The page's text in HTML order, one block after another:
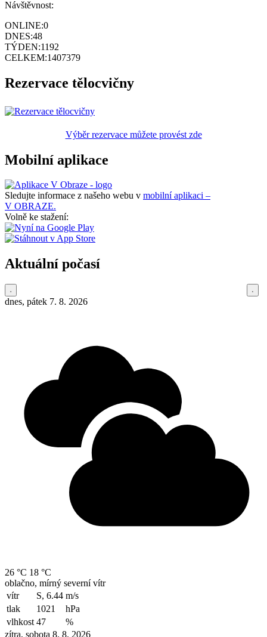
Návštěvnost:
ONLINE:0
DNES:48
TÝDEN:1192
CELKEM:1407379
Rezervace tělocvičny
Výběr rezervace můžete provést zde
Mobilní aplikace
Sledujte informace z našeho webu v mobilní aplikaci –
V OBRAZE.
Volně ke stažení:
Aktuální počasí
dnes, pátek 7. 8. 2026
26 °C 18 °C
oblačno, mírný severní vítr
vítr
S, 6.44 m/s
tlak
1021
hPa
vlhkost 47
%
zítra, sobota 8. 8. 2026